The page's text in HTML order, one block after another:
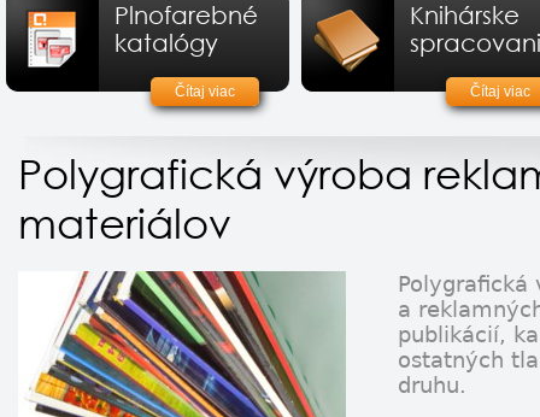
Plnofarebné
katalógy
Čítaj viac
Knihárske
Čítaj viac
Polygrafická výroba
materiálov
Polygrafická
a
publikácií,
ostatných
druhu.